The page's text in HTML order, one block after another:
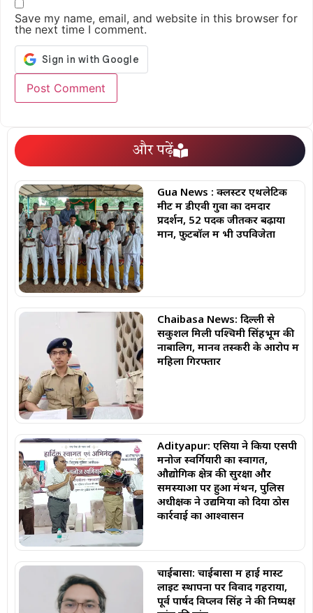
Save my name, email, and website in this browser for
the next time I comment.
और पढ़ें
Gua News : क्लस्टर एथलेटिक
मीट में डीएवी गुवा का दमदार
प्रदर्शन, 52 पदक जीतकर बढ़ाया
मान, फुटबॉल में भी उपविजेता
Chaibasa News: दिल्ली से
सकुशल मिली पश्चिमी सिंहभूम की
नाबालिग, मानव तस्करी के आरोप में
महिला गिरफ्तार
Adityapur: एसिया ने किया एसपी
मनोज स्वर्गियारी का स्वागत,
औद्योगिक क्षेत्र की सुरक्षा और
समस्याओं पर हुआ मंथन, पुलिस
अधीक्षक ने उद्यमियों को दिया ठोस
कार्रवाई का आश्वासन
चाईबासा: चाईबासा में हाई मास्ट
लाइट स्थापना पर विवाद गहराया,
पूर्व पार्षद विप्लव सिंह ने की निष्पक्ष